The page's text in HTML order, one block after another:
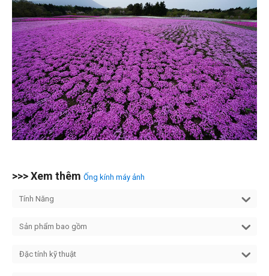
>>> Xem thêm Ống kính máy ảnh
Tính Năng
Sản phẩm bao gồm
Đặc tính kỹ thuật